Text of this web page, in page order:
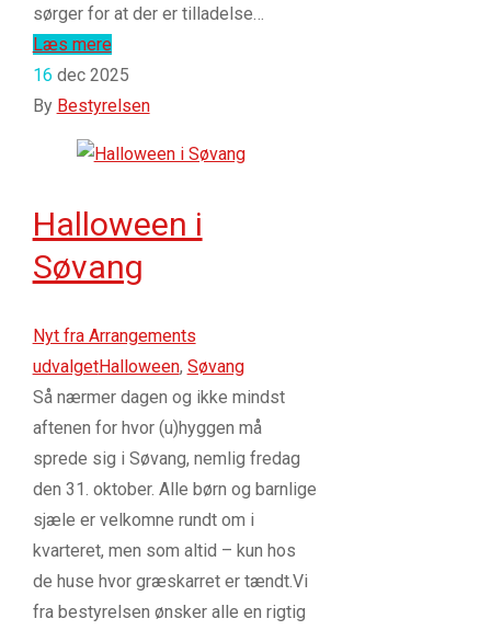
sørger for at der er tilladelse…
Læs mere
16 dec 2025
By Bestyrelsen
Halloween i
Søvang
Nyt fra Arrangements
udvalgetHalloween, Søvang
Så nærmer dagen og ikke mindst
aftenen for hvor (u)hyggen må
sprede sig i Søvang, nemlig fredag
den 31. oktober. Alle børn og barnlige
sjæle er velkomne rundt om i
kvarteret, men som altid – kun hos
de huse hvor græskarret er tændt.Vi
fra bestyrelsen ønsker alle en rigtig